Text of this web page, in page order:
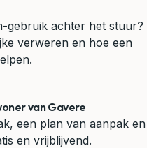
gebruik achter het stuur?
verweren en hoe een
van Gavere
een plan van aanpak en
en vrijblijvend.